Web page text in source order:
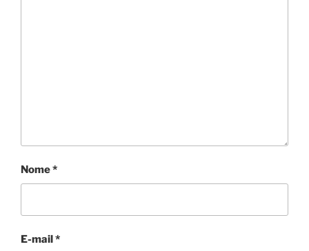
Nome*
E-mail *